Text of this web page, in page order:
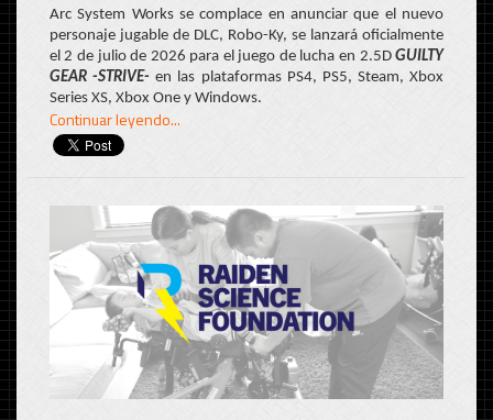
Arc System Works se complace en anunciar que el nuevo
personaje jugable de DLC, Robo-Ky, se lanzará oficialmente
el 2 de julio de 2026 para el juego de lucha en 2.5DGUILTY
GEAR -STRIVE- en las plataformas PS4, PS5, Steam, Xbox
Series XS, Xbox One y Windows.
Continuar leyendo...